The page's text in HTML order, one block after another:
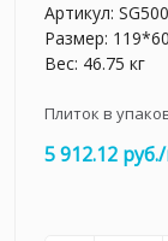
Артикул:
Размер:
Вес: 46.75 кг
Плиток в
5 912.12